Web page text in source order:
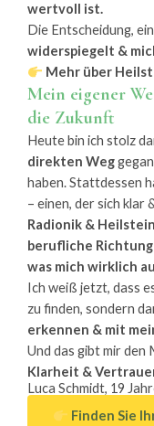
wertvoll ist.
Die Entscheidung,
widerspiegelt &
Mehr über
Mein eigener
die Zukunft
Heute bin ich stolz
direkten Weg
haben. Stattdessen
– einen, der sich
Radionik &
berufliche
was mich wirklich
Ich weiß jetzt, dass
zu finden, sondern
erkennen & mit
Und das gibt mir den
Klarheit &
Luca Schmidt, 19
Finden Sie